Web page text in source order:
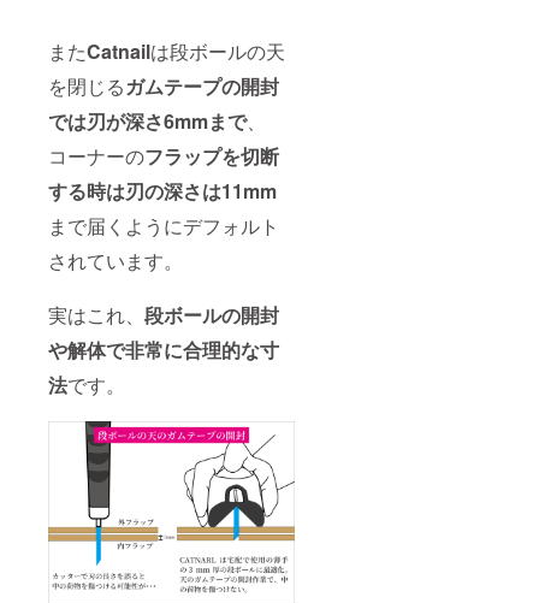
またCatnailは段ボールの天
を閉じるガムテープの開封
では刃が深さ6mmまで、
コーナーのフラップを切断
する時は刃の深さは11mm
まで届くようにデフォルト
されています。
実はこれ、 段ボールの開封
や解体で非常に合理的な寸
法です。